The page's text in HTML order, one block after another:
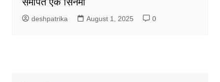
deshpatrika August 1, 2025 0